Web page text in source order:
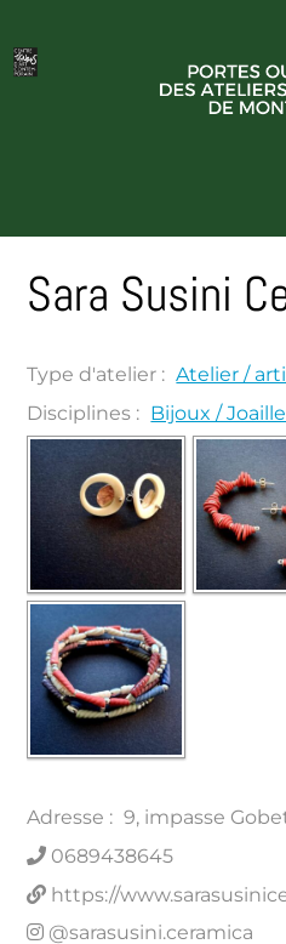
Sara Susini
Type d'atelier : Atelier /
Disciplines : Bijoux /
Adresse : 9, impasse
0689438645
https://
@sarasusini.ceramica